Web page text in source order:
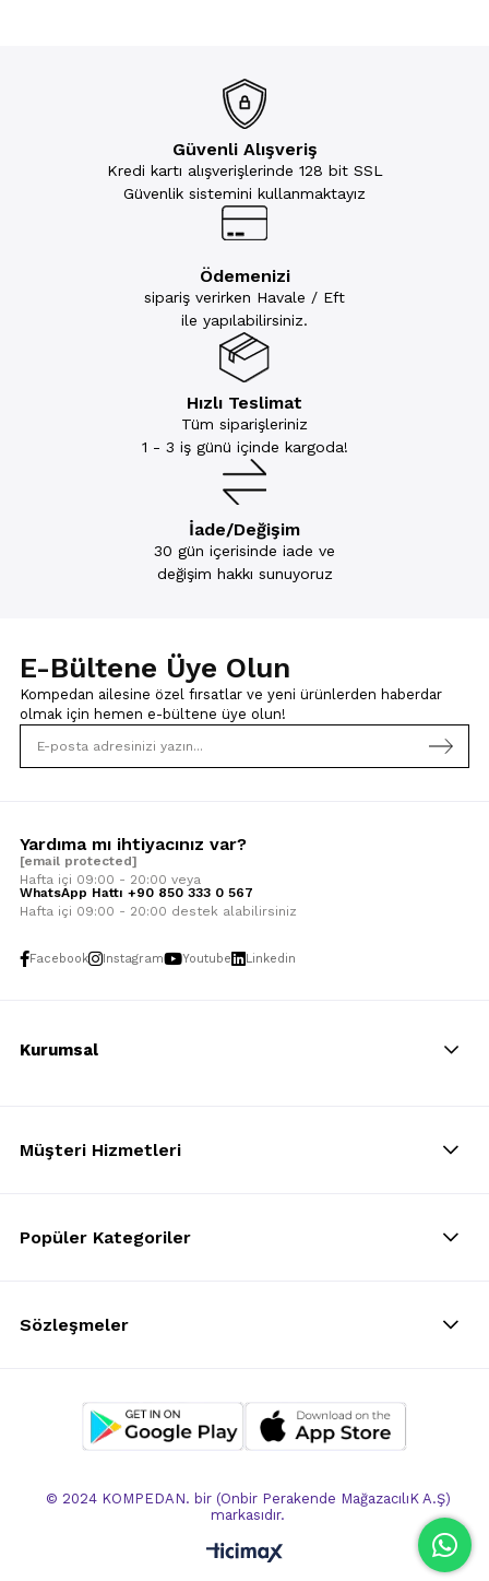
Güvenli Alışveriş
Kredi kartı alışverişlerinde 128 bit SSL
Güvenlik sistemini kullanmaktayız
Ödemenizi
sipariş verirken Havale / Eft
ile yapılabilirsiniz.
Hızlı Teslimat
Tüm siparişleriniz
1 - 3 iş günü içinde kargoda!
İade/Değişim
30 gün içerisinde iade ve
değişim hakkı sunuyoruz
E-Bültene Üye Olun
Kompedan ailesine özel fırsatlar ve yeni ürünlerden haberdar
olmak için hemen e-bültene üye olun!
Yardıma mı ihtiyacınız var?
[email protected]
Hafta içi 09:00 - 20:00 veya
WhatsApp Hattı +90 850 333 0 567
Hafta içi 09:00 - 20:00 destek alabilirsiniz
Facebook Instagram Youtube Linkedin
Kurumsal
Müşteri Hizmetleri
Popüler Kategoriler
Sözleşmeler
© 2024 KOMPEDAN. bir (Onbir Perakende MağazacılıK A.Ş)
markasıdır.